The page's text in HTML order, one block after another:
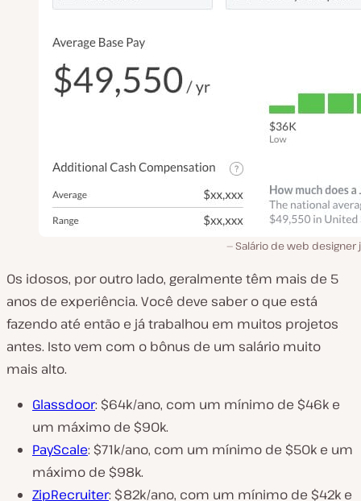
Salário de web designer
Os idosos, por outro lado, geralmente têm mais de 5
anos de experiência. Você deve saber o que está
fazendo até então e já trabalhou em muitos projetos
antes. Isto vem com o bônus de um salário muito
mais alto.
Glassdoor: $64k/ano, com um mínimo de $46k e
um máximo de $90k.
PayScale: $71k/ano, com um mínimo de $50k e um
máximo de $98k.
ZipRecruiter: $82k/ano, com um mínimo de $42k e